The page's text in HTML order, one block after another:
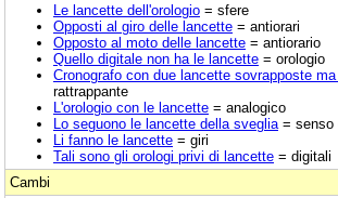
Le lancette dell'orologio = sfere
Opposti al giro delle lancette = antiorari
Opposto al moto delle lancette = antiorario
Quello digitale non ha le lancette = orologio
Cronografo con due lancette sovrapposte
rattrappante
L'orologio con le lancette = analogico
Lo seguono le lancette della sveglia = senso
Li fanno le lancette = giri
Tali sono gli orologi privi di lancette = digitali
Cambi